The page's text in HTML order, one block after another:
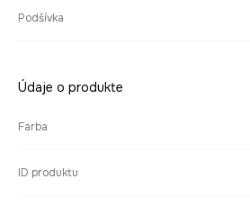
Podšívka
Údaje o produkte
Farba
ID produktu